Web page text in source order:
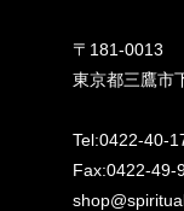
〒181-0013
東京都三鷹市
Tel:0422-40-
Fax:0422-49-